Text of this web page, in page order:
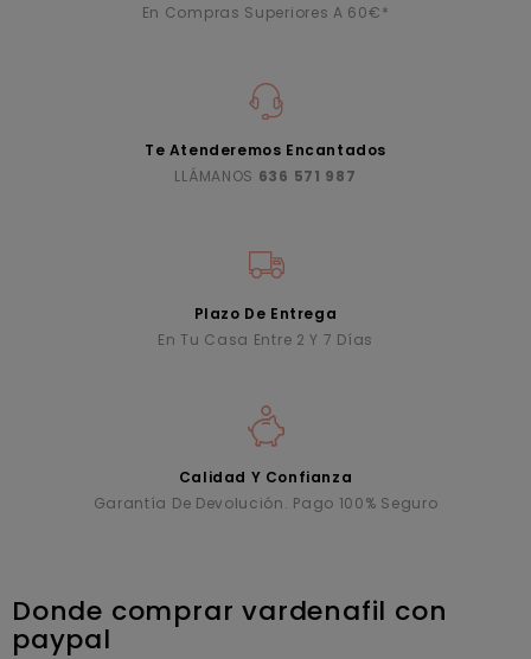
En Compras Superiores A 60€*
Te Atenderemos Encantados
LLÁMANOS 636 571 987
Plazo De Entrega
En Tu Casa Entre 2 Y 7 Días
Calidad Y Confianza
Garantía De Devolución. Pago 100% Seguro
Donde comprar vardenafil con
paypal